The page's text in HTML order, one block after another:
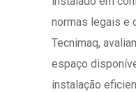
normas legais e
Tecnimaq,
espaço
instalação